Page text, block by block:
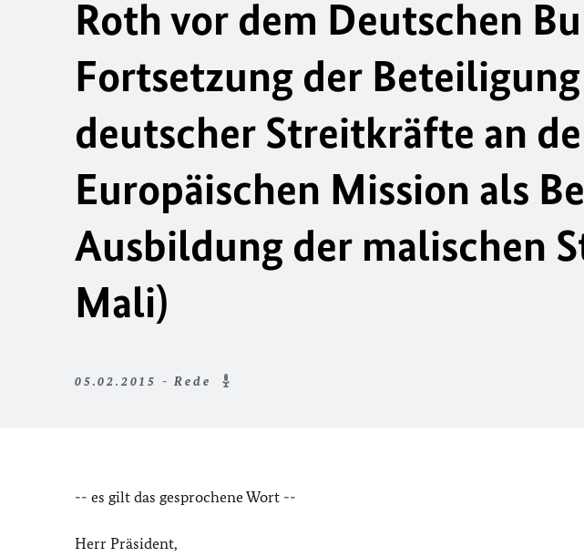
Roth vor dem Deutschen
Fortsetzung der
deutscher Streitkräfte an
Europäischen Mission als
Ausbildung der malischen
Mali)
05.02.2015 - Rede
-- es gilt das gesprochene Wort --
Herr Präsident,